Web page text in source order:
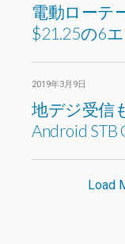
電動ローテ
$21.25の6
2019年3月9日
地デジ受信
Android STB
Load